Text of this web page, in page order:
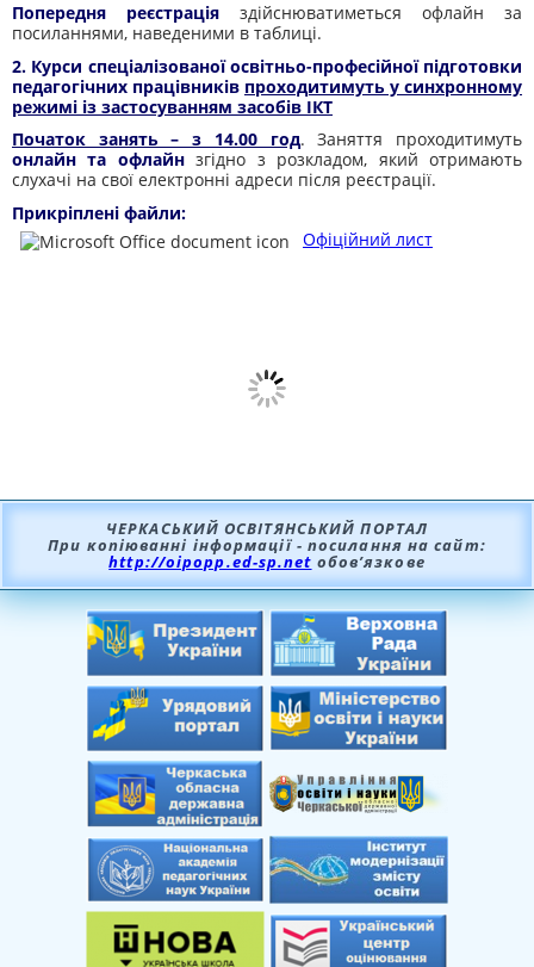
Попередня реєстрація здійснюватиметься офлайн за
посиланнями, наведеними в таблиці.
2. Курси спеціалізованої освітньо-професійної підготовки
педагогічних працівників проходитимуть у синхронному
режимі із застосуванням засобів ІКТ
Початок занять – з 14.00 год. Заняття проходитимуть
онлайн та офлайнзгідно з розкладом, який отримають
слухачі на свої електронні адреси після реєстрації.
Прикріплені файли:
Офіційний лист
ЧЕРКАСЬКИЙ ОСВІТЯНСЬКИЙ ПОРТАЛ
При копіюванні інформації - посилання на сайт:
http://oipopp.ed-sp.net обов’язкове